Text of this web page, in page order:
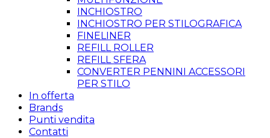
INCHIOSTRO
INCHIOSTRO PER STILOGRAFICA
FINELINER
REFILL ROLLER
REFILL SFERA
CONVERTER PENNINI ACCESSORI
PER STILO
In offerta
Brands
Punti vendita
Contatti